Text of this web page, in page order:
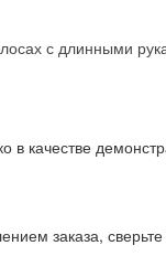
с длинными
качестве
заказа,